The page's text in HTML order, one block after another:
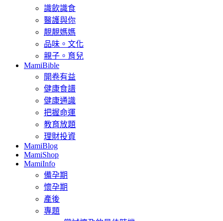
識飲識食
醫護與你
靚靚媽媽
品味。文化
親子。育兒
MamiBible
開卷有益
健康食譜
健康通識
把握命運
教育放題
理財投資
MamiBlog
MamiShop
MamiInfo
備孕期
懷孕期
產後
專題